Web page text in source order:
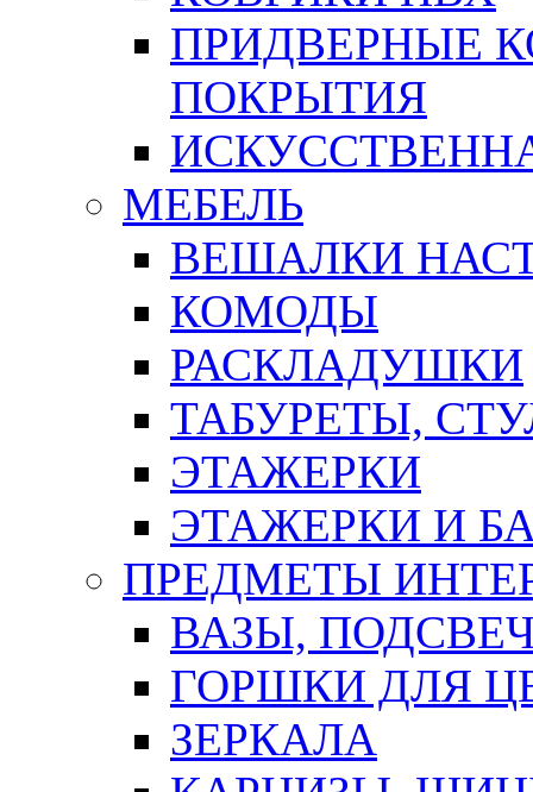
ПРИДВЕРНЫЕ
ПОКРЫТИЯ
МЕБЕЛЬ
ВЕШАЛКИ
КОМОДЫ
РАСКЛАДУШКИ
ТАБУРЕТЫ,
ЭТАЖЕРКИ
ЭТАЖЕРКИ И
ПРЕДМЕТЫ
ВАЗЫ,
ГОРШКИ ДЛЯ
ЗЕРКАЛА